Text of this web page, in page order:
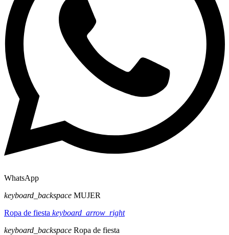
WhatsApp
keyboard_backspace MUJER
Ropa de fiesta keyboard_arrow_right
keyboard_backspace Ropa de fiesta